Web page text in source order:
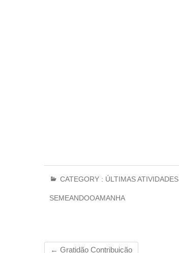
CATEGORY : ÚLTIMAS ATIVIDADES
SEMEANDOOAMANHA
← Gratidão Contribuição